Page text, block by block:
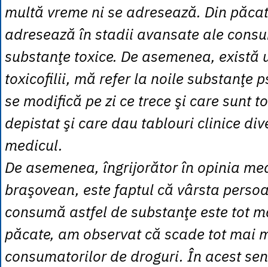
multă vreme ni se adresează. Din
adresează în stadii avansate ale
substanţe toxice. De asemenea, există
toxicofilii, mă refer la noile substanţe
se modifică pe zi ce trece şi care sunt
depistat şi care dau tablouri clinice
medicul.
De asemenea, îngrijorător în opinia
braşovean, este faptul că vârsta
consumă astfel de substanţe este tot
păcate, am observat că scade tot mai
consumatorilor de droguri. În acest